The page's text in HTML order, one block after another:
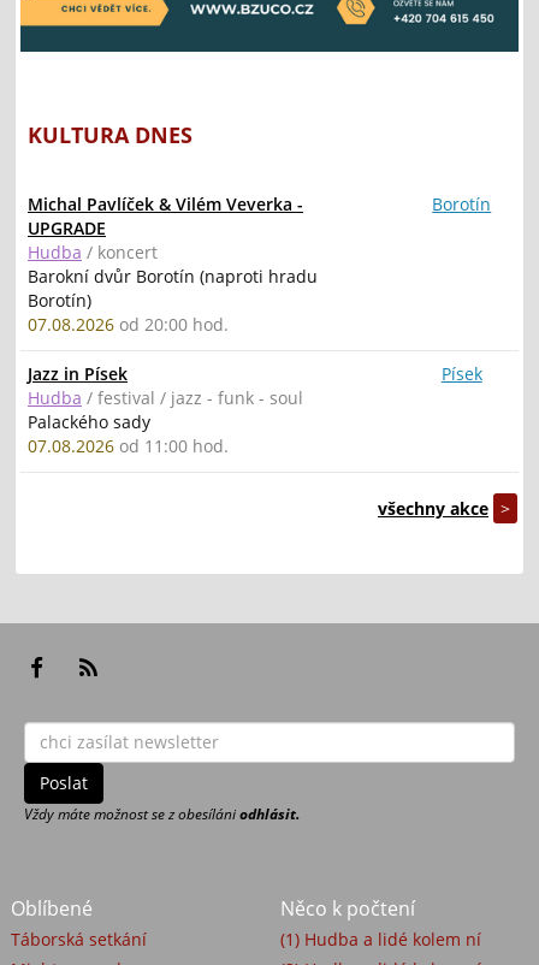
KULTURA DNES
Michal Pavlíček & Vilém Veverka -
UPGRADE
Hudba / koncert
Barokní dvůr Borotín (naproti hradu
Borotín)
07.08.2026 od 20:00 hod.
Borotín
Jazz in Písek
Hudba / festival / jazz - funk - soul
Palackého sady
07.08.2026 od 11:00 hod.
Písek
všechny akce >
Vždy máte možnost se z obesílániodhlásit.
Oblíbené
Táborská setkání
Něco k počtení
(1) Hudba a lidé kolem ní